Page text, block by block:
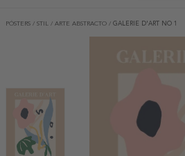
PÓSTERS / STIL / ARTE ABSTRACTO / GALERIE D'ART NO 1